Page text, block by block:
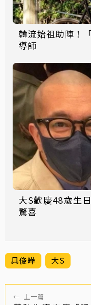
韓流始祖助陣！
導師
大S歡慶48歲生日 具俊曄把這禮物藏廁所給
驚喜
具俊曄 大S
← 上一篇